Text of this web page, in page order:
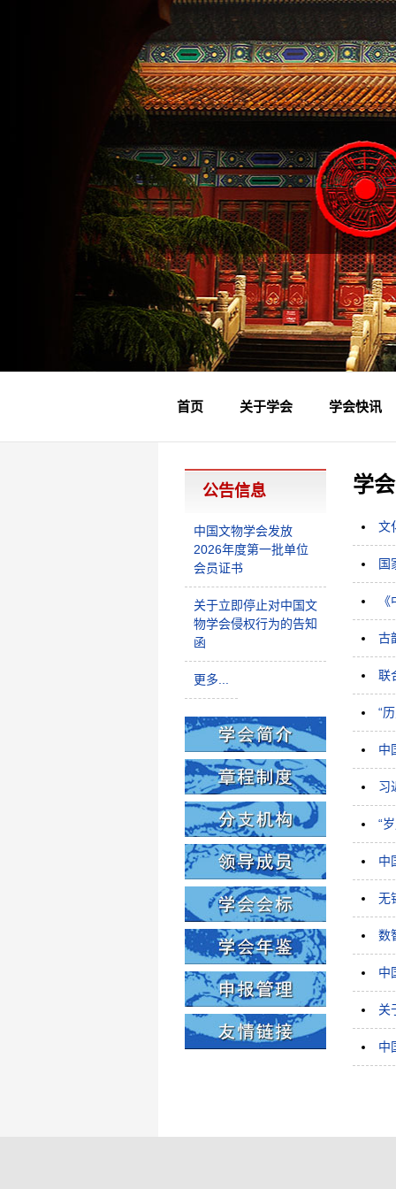
首页 关于学会
学会简介
章程制度
领导成员
理事名单
专家委员会
学术专家
学会会标
学会年鉴
学会快讯
学会动态
文物要闻
学
文
国
古
联
“
中
习
“
中
无
数
中
关
中
公告信息
中国文物学会发放
2026年度第一批单位
会员证书
关于立即停止对中国文
物学会侵权行为的告知
函
更多...